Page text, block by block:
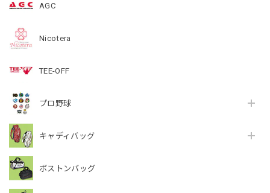
AGC
Nicotera
TEE-OFF
プロ野球
キャディバッグ
ボストンバッグ